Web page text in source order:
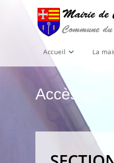
Accueil La
Accès au